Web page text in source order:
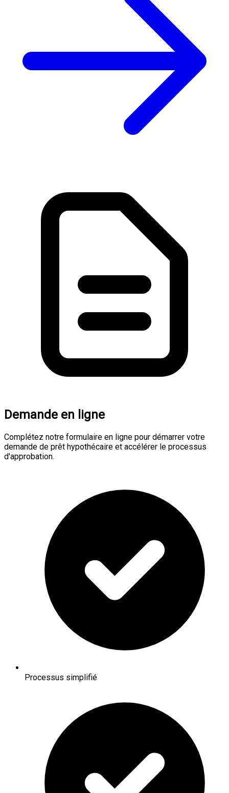
Demande en ligne
Complétez notre formulaire en ligne pour démarrer votre
demande de prêt hypothécaire et accélérer le processus
d'approbation.
Processus simplifié